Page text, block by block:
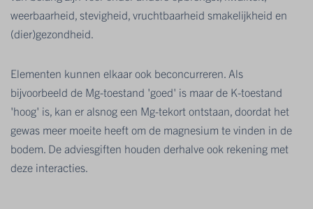
weerbaarheid, stevigheid, vruchtbaarheid smakelijkheid en
(dier)gezondheid.
Elementen kunnen elkaar ook beconcurreren. Als
bijvoorbeeld de Mg-toestand 'goed' is maar de K-toestand
'hoog' is, kan er alsnog een Mg-tekort ontstaan, doordat het
gewas meer moeite heeft om de magnesium te vinden in de
bodem. De adviesgiften houden derhalve ook rekening met
deze interacties.